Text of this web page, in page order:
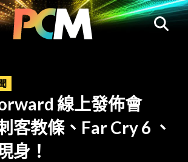
線上發佈會
客教條、Far Cry 6 、
身！